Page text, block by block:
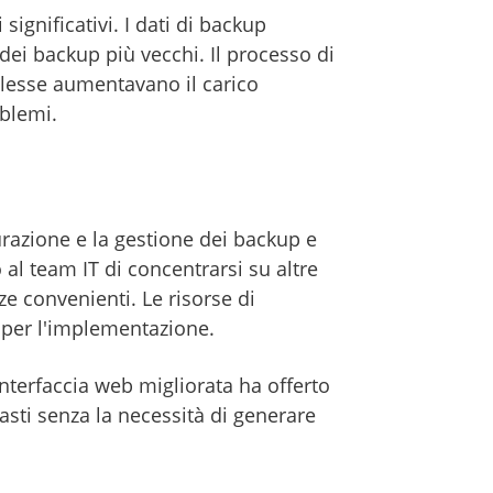
significativi. I dati di backup
backup più vecchi. Il processo di
aumentavano il carico
e la gestione dei backup e
team IT di concentrarsi su altre
convenienti. Le risorse di
l'implementazione.
web migliorata ha offerto
senza la necessità di generare